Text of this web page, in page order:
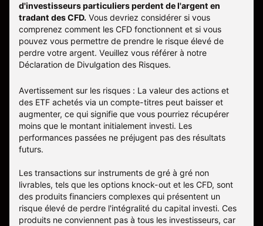
d'investisseurs particuliers perdent de l'argent en
tradant des CFD. Vous devriez considérer si vous
comprenez comment les CFD fonctionnent et si vous
pouvez vous permettre de prendre le risque élevé de
perdre votre argent. Veuillez vous référer à notre
Déclaration de Divulgation des Risques.
Avertissement sur les risques : La valeur des actions et
des ETF achetés via un compte-titres peut baisser et
augmenter, ce qui signifie que vous pourriez récupérer
moins que le montant initialement investi. Les
performances passées ne préjugent pas des résultats
futurs.
Les transactions sur instruments de gré à gré non
livrables, tels que les options knock-out et les CFD, sont
des produits financiers complexes qui présentent un
risque élevé de perdre l'intégralité du capital investi. Ces
produits ne conviennent pas à tous les investisseurs, car